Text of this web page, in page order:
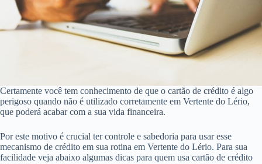
Certamente você tem conhecimento de que o cartão de crédito é algo
perigoso quando não é utilizado corretamente em Vertente do Lério,
que poderá acabar com a sua vida financeira.
Por este motivo é crucial ter controle e sabedoria para usar esse
mecanismo de crédito em sua rotina em Vertente do Lério. Para sua
facilidade veja abaixo algumas dicas para quem usa cartão de crédito